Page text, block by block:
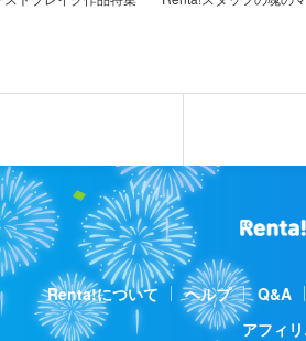
Renta!について ヘルプ Q&A
アフィ